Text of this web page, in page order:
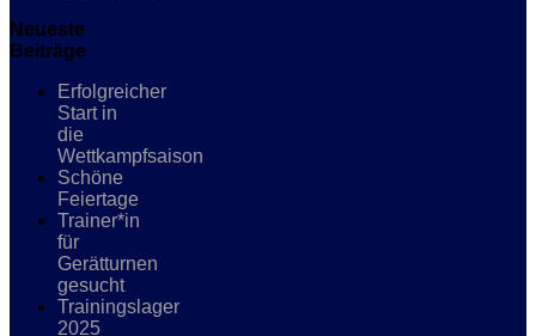
Neueste
Beiträge
Erfolgreicher
Start in
die
Wettkampfsaison
Schöne
Feiertage
Trainer*in
für
Gerätturnen
gesucht
Trainingslager
2025